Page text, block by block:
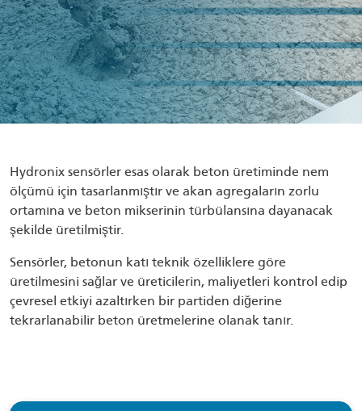
Hydronix sensörler esas olarak beton üretiminde nem
ölçümü için tasarlanmıştır ve akan agregaların zorlu
ortamına ve beton mikserinin türbülansına dayanacak
şekilde üretilmiştir.
Sensörler, betonun katı teknik özelliklere göre
üretilmesini sağlar ve üreticilerin, maliyetleri kontrol edip
çevresel etkiyi azaltırken bir partiden diğerine
tekrarlanabilir beton üretmelerine olanak tanır.